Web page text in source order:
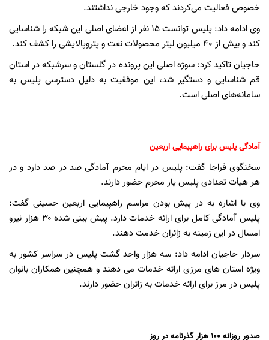
خصوص فعالیت می‌کردند که وجود خارجی نداشتند.
وی ادامه داد: پلیس توانست ۱۵ نفر از اعضای اصلی این شبکه را شناسایی
کند و بیش از ۴۰ میلیون لیتر محصولات نفت و پتروپالایشی را کشف کند.
حاجیان تاکید کرد: سوژه اصلی این پرونده در گلستان و سرشبکه در استان
قم شناسایی و دستگیر شد، این موفقیت به دلیل دسترسی پلیس به
سامانه‌های اصلی است.
آمادگی پلیس برای راهپیمایی اربعین
سخنگوی فراجا گفت: پلیس در ایام محرم آمادگی صد در صد دارد و در
هر هیأت تعدادی پلیس یار محرم حضور دارند.
وی با اشاره به در پیش بودن مراسم راهپیمایی اربعین حسینی گفت:
پلیس آمادگی کامل برای ارائه خدمات دارد. پیش بینی شده ۳۰ هزار نیرو
امسال در این زمینه به زائران خدمت دهند.
سردار حاجیان ادامه داد: سه هزار واحد گشت پلیس در سراسر کشور به
ویژه استان های مرزی ارائه خدمات می دهند و همچنین همکاران بانوان
پلیس در مرز برای ارائه خدمات به زائران حضور دارند.
صدور روزانه ۱۰۰ هزار گذرنامه در روز